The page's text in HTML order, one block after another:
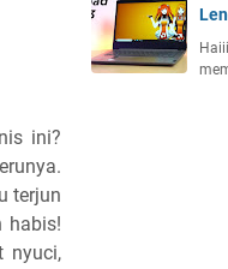
ini?
terjun
habis!
nyuci,